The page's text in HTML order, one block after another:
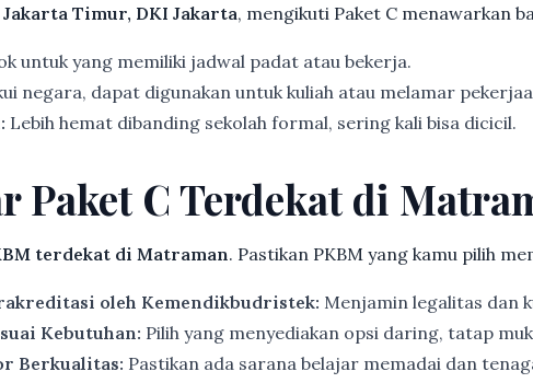
Timur, DKI Jakarta, mengikuti Paket C menawarkan
untuk yang memiliki jadwal padat atau bekerja.
negara, dapat digunakan untuk kuliah atau melamar
Lebih hemat dibanding sekolah formal, sering kali bisa dicicil.
Paket C Terdekat di
terdekat di Matraman. Pastikan PKBM yang kamu pilih
oleh Kemendikbudristek: Menjamin legalitas dan
Kebutuhan: Pilih yang menyediakan opsi daring, tatap
Berkualitas: Pastikan ada sarana belajar memadai dan